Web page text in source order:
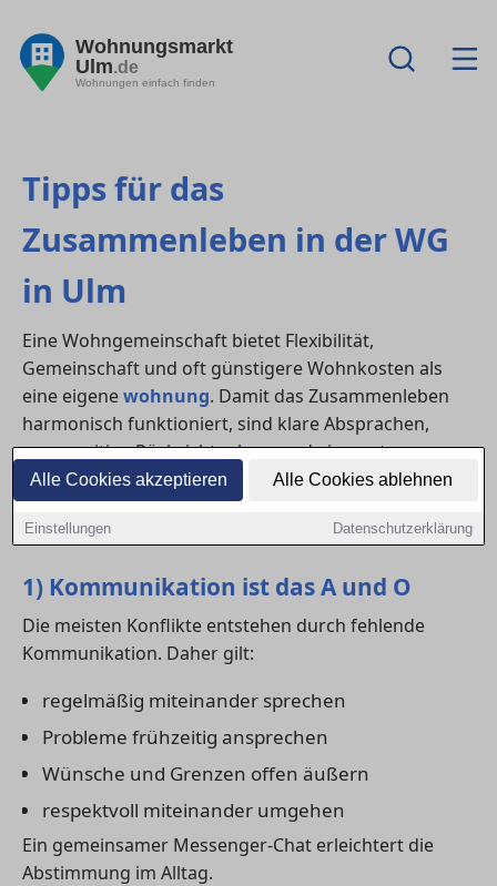
Alle Cookies akzeptieren Alle Cookies ablehnen
Einstellungen Datenschutzerklärung
Wohnungsmarkt
Ulm.de
Wohnungen einfach finden
Tipps für das
Zusammenleben in der WG
in Ulm
Eine Wohngemeinschaft bietet Flexibilität,
Gemeinschaft und oft günstigere Wohnkosten als
eine eigenewohnung. Damit das Zusammenleben
harmonisch funktioniert, sind klare Absprachen,
gegenseitige Rücksichtnahme und eine gute
Organisation entscheidend. Besonders in lebendigen
Städten wie in Ulm kann eine funktionierende WG
den Alltag erheblich erleichtern.
1) Kommunikation ist das A und O
Die meisten Konflikte entstehen durch fehlende
Kommunikation. Daher gilt:
regelmäßig miteinander sprechen
Probleme frühzeitig ansprechen
Wünsche und Grenzen offen äußern
respektvoll miteinander umgehen
Ein gemeinsamer Messenger-Chat erleichtert die
Abstimmung im Alltag.